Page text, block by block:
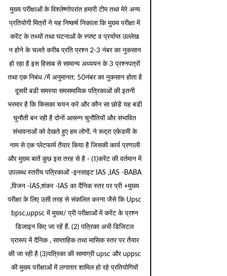
मुख्य परीक्षाओं के विश्लेष्णोपरांत हमारी टीम तथा मेरे अन्य
प्रतियोगी मित्रों ने यह निष्कर्ष निकाला कि मुख्य परीक्षा में
करेंट के तथ्यों तथा घटनाओं के स्पष्ट व प्रर्याप्त उल्लेख
न होने के चलते करीब प्रति प्रश्न 2-3 नंबर का नुकसान
हो रहा है इस हिसाब से सामान्य अध्ययन के 3 प्रश्नपत्रों
तथा एक निबंध /में अनुमानत: 50नंबर का नुकसान होता है
दूसरी बडी समस्या समसमायिक पत्रिकाओं की इतनी
भरमार है कि किसका चयन करे और कौन सा छोडें यह बडी
चुनौती बन रही है दोनों आसन्न चुनौतियों और संभावित
संभावनाओं को देखते हुए हम लोगों. ने रूद्रा एकेडमी के
नाम से एक प्लेटफार्म तैयार किया है जिसकी कार्य प्रणाली
और मुख्य बातें कुछ इस तरह से है - (1)करेंट की वर्तमान में
उपलब्ध स्तरीय पत्रिकाओं -इनसाइट IAS ,IAS -BABA
,विजन -IAS,शंकर -IAS का दैनिक स्तर पर प्री +मुख्य
परीक्षा के लिए उसी तरह से संकलित करना जैसे कि Upsc
bpsc,uppsc में मुख्य/ प्री परीक्षाओं में करेंट के प्रश्न
डिजाइन किए जा रहें हैं. (2) पत्रिका अभी डिजिटल
प्रारूप में दैनिक , साप्ताहिक तथा मासिक स्तर पर तैयार
की जा रही है (3)पत्रिका की सामाग्री upsc और uppsc
की मुख्य परीक्षाओं में लगातार शामिल हो रहे प्रतियोगियों